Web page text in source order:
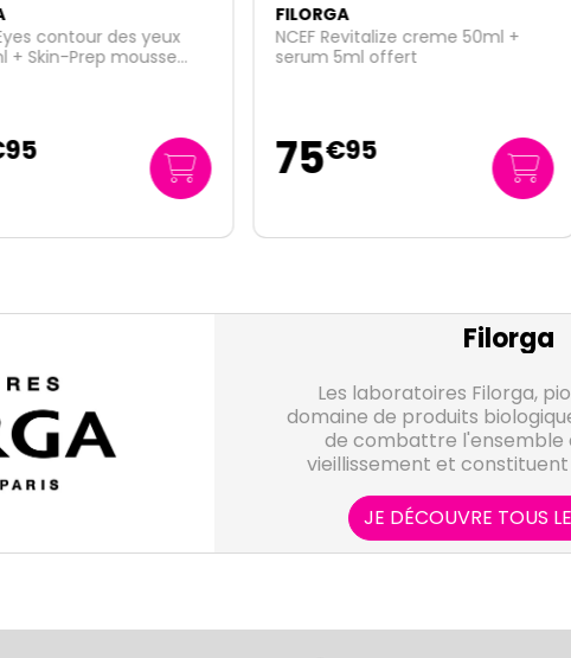
contour des yeux
+ Skin-Prep mousse
95
FILORGA
NCEF Revitalize creme 50ml +
serum 5ml offert
75€95
Filorga
Les laboratoires Filorga,
domaine de produits
de combattre l'ensemble
vieillissement et
médecine
JE DÉCOUVRE TOUS